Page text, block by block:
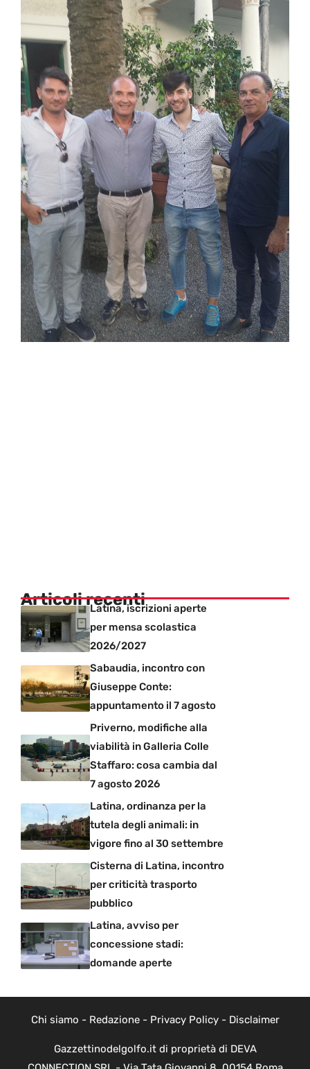
Articoli recentiLatina, iscrizioni aperte
per mensa scolastica
2026/2027
Sabaudia, incontro con
Giuseppe Conte:
appuntamento il 7 agosto
Priverno, modifiche alla
viabilità in Galleria Colle
Staffaro: cosa cambia dal
7 agosto 2026
Latina, ordinanza per la
tutela degli animali: in
vigore fino al 30 settembre
Cisterna di Latina, incontro
per criticità trasporto
pubblico
Latina, avviso per
concessione stadi:
domande aperte
Chi siamo - Redazione- Privacy Policy- Disclaimer
Gazzettinodelgolfo.it di proprietà di DEVA